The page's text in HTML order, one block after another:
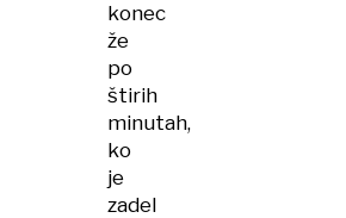
konec
že
po
štirih
minutah,
ko
je
zadel